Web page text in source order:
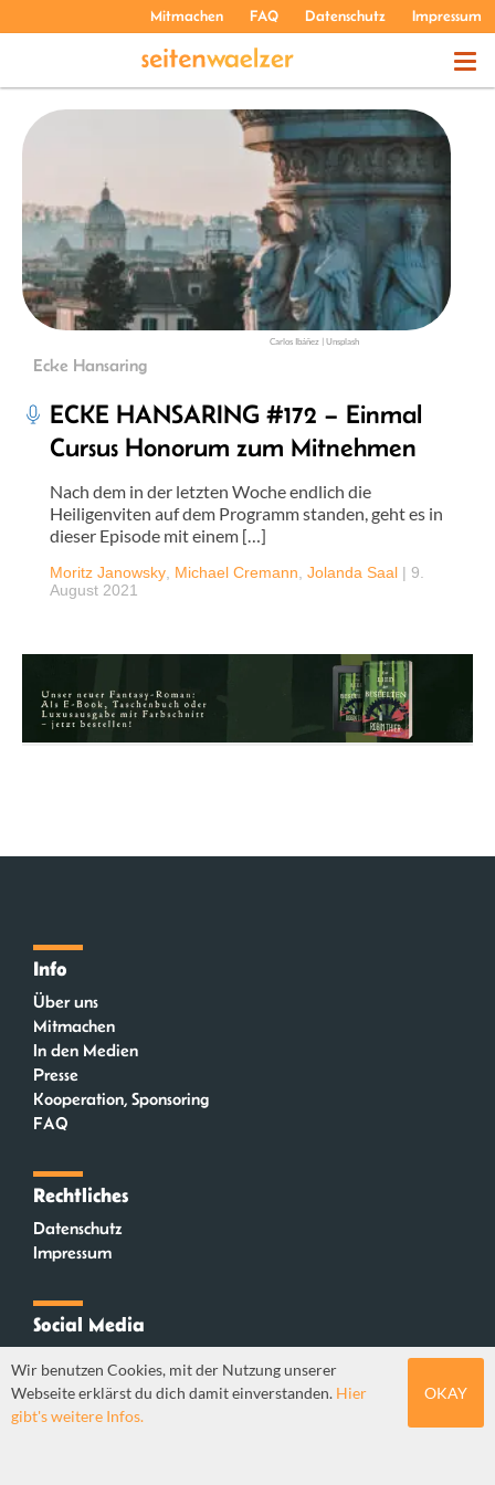
Mitmachen FAQ Datenschutz Impressum
THEMEN
PODCASTS
ÜBER UNS
Carlos Ibáñez | Unsplash
Ecke Hansaring
ECKE HANSARING #172 – Einmal
Cursus Honorum zum Mitnehmen
Nach dem in der letzten Woche endlich die
Heiligenviten auf dem Programm standen, geht es in
dieser Episode mit einem […]
Moritz Janowsky Michael Cremann Jolanda Saal | 9.
August 2021
Info
Über uns
Mitmachen
In den Medien
Presse
Kooperation, Sponsoring
FAQ
Rechtliches
Datenschutz
Impressum
Social Media
Mastodon
Wir benutzen Cookies, mit der Nutzung unserer
Webseite erklärst du dich damit einverstanden. Hier
gibt's weitere Infos.
OKAY